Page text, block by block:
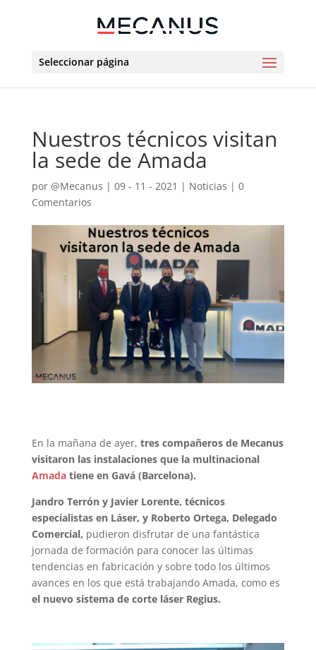
Seleccionar página
Nuestros técnicos visitan
la sede de Amada
por @Mecanus | 09 - 11 - 2021 | Noticias | 0
Comentarios
En la mañana de ayer, tres compañeros de Mecanus
visitaron las instalaciones que la multinacional
Amadatiene en Gavá (Barcelona).
Jandro Terrón y Javier Lorente, técnicos
especialistas en Láser, y Roberto Ortega, Delegado
Comercial, pudieron disfrutar de una fantástica
jornada de formación para conocer las últimas
tendencias en fabricación y sobre todo los últimos
avances en los que está trabajando Amada, como es
el nuevo sistema de corte láser Regius.